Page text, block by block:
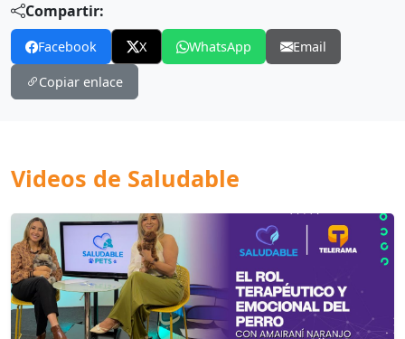
Compartir:
Facebook X WhatsApp Email
Copiar enlace
Videos de Saludable